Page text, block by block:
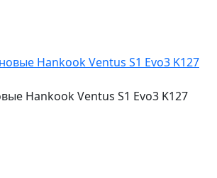
Hankook Ventus S1 Evo3 K127